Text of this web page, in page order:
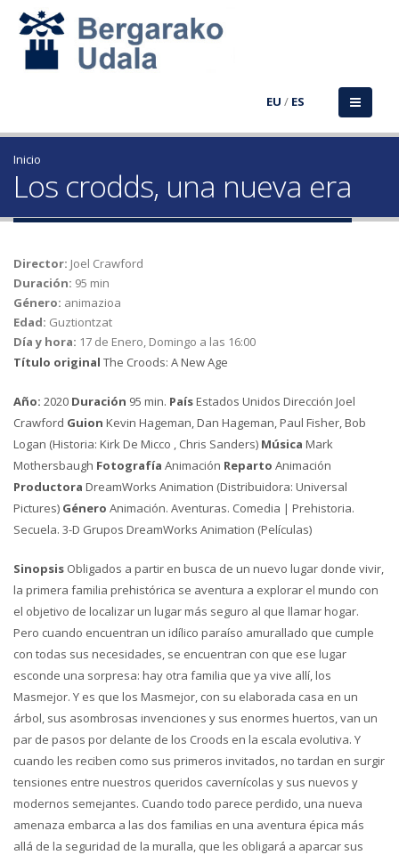
EU / ES
Inicio
Los crodds, una nueva era
Director: Joel Crawford
Duración: 95 min
Género: animazioa
Edad: Guztiontzat
Día y hora: 17 de Enero, Domingo a las 16:00
Título original The Croods: A New Age
Año: 2020 Duración 95 min. PaísEstados Unidos Dirección Joel
Crawford Guion Kevin Hageman, Dan Hageman, Paul Fisher, Bob
Logan (Historia: Kirk De Micco , Chris Sanders) Música Mark
Mothersbaugh Fotografía Animación Reparto Animación
Productora DreamWorks Animation (Distribuidora: Universal
Pictures) Género Animación. Aventuras. Comedia | Prehistoria.
Secuela. 3-D Grupos DreamWorks Animation (Películas)
Sinopsis Obligados a partir en busca de un nuevo lugar donde vivir,
la primera familia prehistórica se aventura a explorar el mundo con
el objetivo de localizar un lugar más seguro al que llamar hogar.
Pero cuando encuentran un idílico paraíso amurallado que cumple
con todas sus necesidades, se encuentran con que ese lugar
esconde una sorpresa: hay otra familia que ya vive allí, los
Masmejor. Y es que los Masmejor, con su elaborada casa en un
árbol, sus asombrosas invenciones y sus enormes huertos, van un
par de pasos por delante de los Croods en la escala evolutiva. Y
cuando les reciben como sus primeros invitados, no tardan en surgir
tensiones entre nuestros queridos cavernícolas y sus nuevos y
modernos semejantes. Cuando todo parece perdido, una nueva
amenaza embarca a las dos familias en una aventura épica más
allá de la seguridad de la muralla, que les obligará a aparcar sus